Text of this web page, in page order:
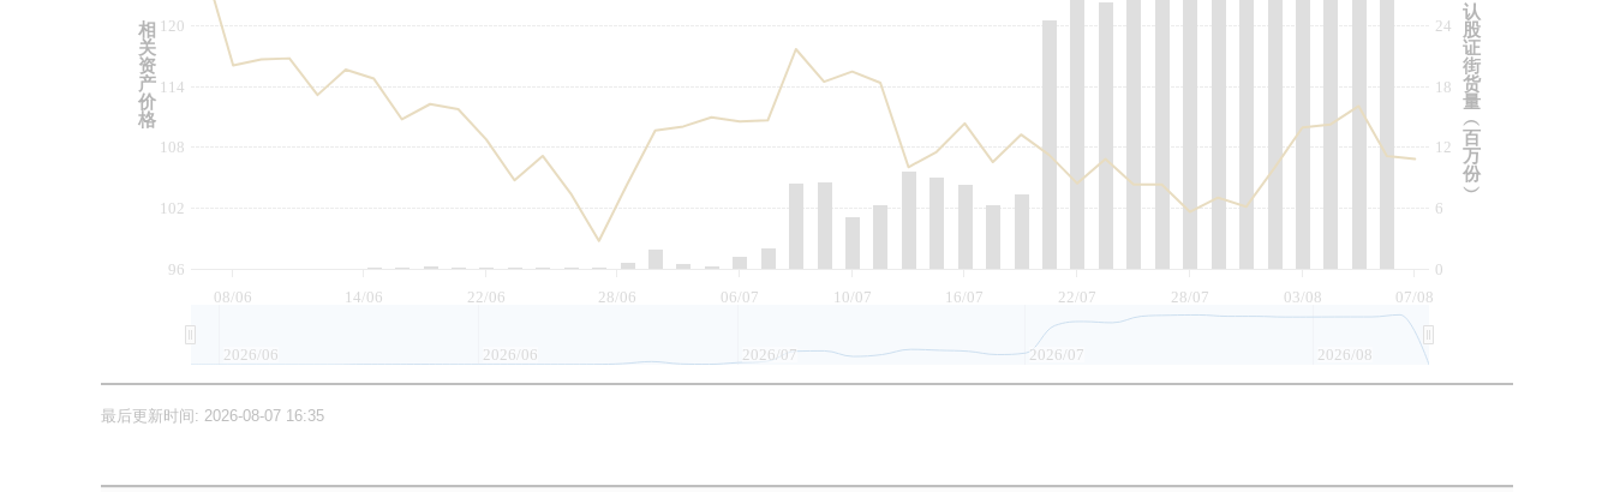
08/06 14/06 22/06 28/06 06/07 10/07 16/07 22/07 28/07 03/08 07/08
0
6
12
18
24
96
102
108
114
120
2026/06 2026/06 2026/07 2026/07 2026/08
认
股
证
街
货
量
︵
百
万
份
︶
相
关
资
产
价
格
最后更新时间: 2026-08-07 16:35